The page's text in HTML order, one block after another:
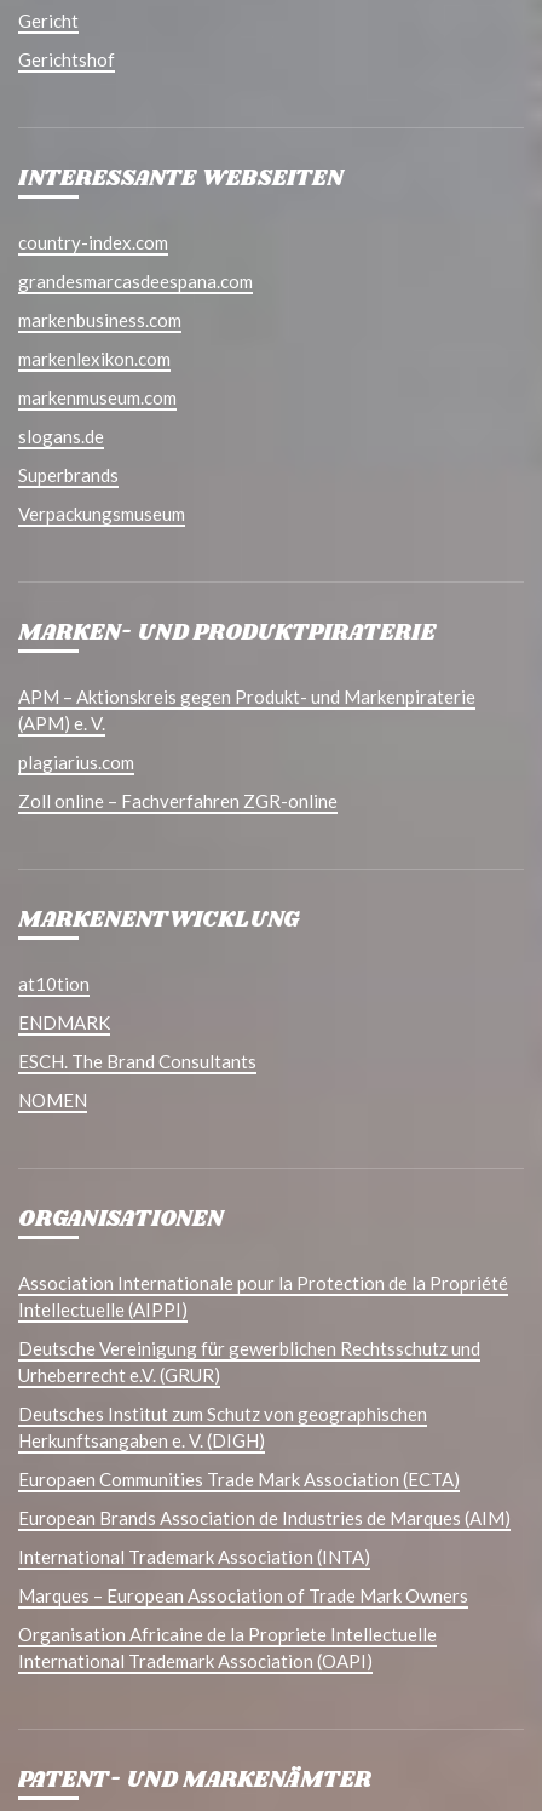
Gericht
Gerichtshof
INTERESSANTE WEBSEITEN
country-index.com
grandesmarcasdeespana.com
markenbusiness.com
markenlexikon.com
markenmuseum.com
slogans.de
Superbrands
Verpackungsmuseum
MARKEN- UND PRODUKTPIRATERIE
APM – Aktionskreis gegen Produkt- und Markenpiraterie
(APM) e. V.
plagiarius.com
Zoll online – Fachverfahren ZGR-online
MARKENENTWICKLUNG
at10tion
ENDMARK
ESCH. The Brand Consultants
NOMEN
ORGANISATIONEN
Association Internationale pour la Protection de la Propriété
Intellectuelle (AIPPI)
Deutsche Vereinigung für gewerblichen Rechtsschutz und
Urheberrecht e.V. (GRUR)
Deutsches Institut zum Schutz von geographischen
Herkunftsangaben e. V. (DIGH)
Europaen Communities Trade Mark Association (ECTA)
European Brands Association de Industries de Marques (AIM)
International Trademark Association (INTA)
Marques – European Association of Trade Mark Owners
Organisation Africaine de la Propriete Intellectuelle
International Trademark Association (OAPI)
PATENT- UND MARKENÄMTER